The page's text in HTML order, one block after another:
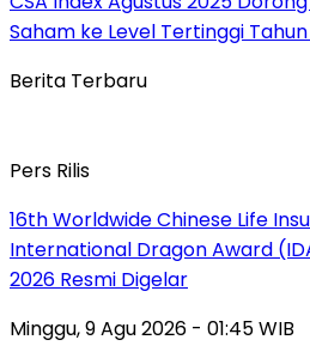
Saham ke Level Tertinggi
Berita Terbaru
Pers Rilis
16th Worldwide Chinese Life
International Dragon Award
2026 Resmi Digelar
Minggu, 9 Agu 2026 - 01:45 WIB